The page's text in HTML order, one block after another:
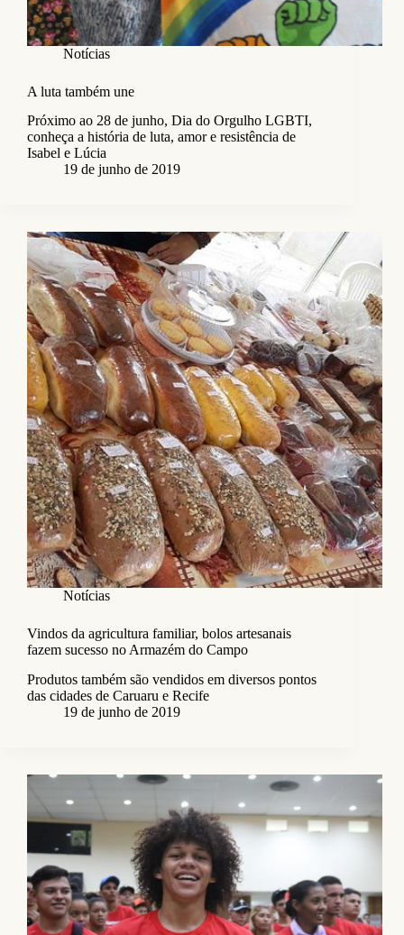
Notícias
A luta também une
Próximo ao 28 de junho, Dia do Orgulho LGBTI,
conheça a história de luta, amor e resistência de
Isabel e Lúcia
19 de junho de 2019
Notícias
Vindos da agricultura familiar, bolos artesanais
fazem sucesso no Armazém do Campo
Produtos também são vendidos em diversos pontos
das cidades de Caruaru e Recife
19 de junho de 2019